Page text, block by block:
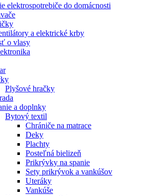
elektrospotrebiče do domácnosti
a elektrické krby
o vlasy
Plyšové hračky
a doplnky
Bytový textil
Chrániče na matrace
Deky
Plachty
Posteľná bielizeň
Prikrývky na spanie
Sety prikrývok a vankúšov
Uteráky
Vankúše